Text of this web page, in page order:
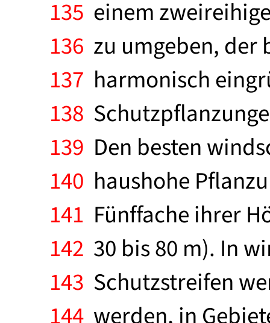
135 einem
136 zu umgeben, der
137 harmonisch
138
139 Den besten
140 haushohe
141 Fünffache ihrer
142 30 bis 80 m). In
143 Schutzstreifen